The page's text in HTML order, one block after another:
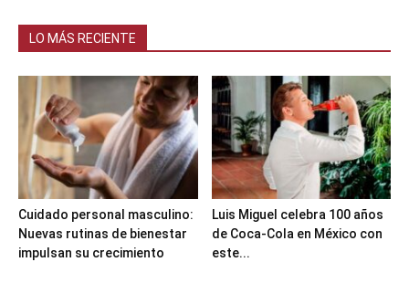
LO MÁS RECIENTE
Cuidado personal masculino:
Nuevas rutinas de bienestar
impulsan su crecimiento
Luis Miguel celebra 100 años
de Coca-Cola en México con
este...